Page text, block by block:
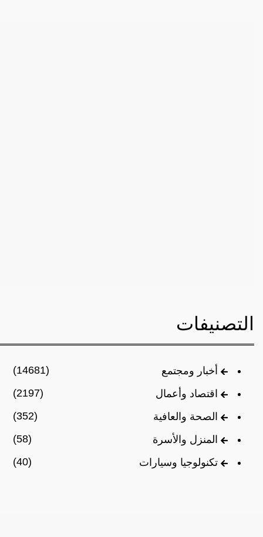
التصنيفات
أخبار ومجتمع
(14681)
اقتصاد وأعمال
(2197)
الصحة والعافية
(352)
المنزل والأسرة
(58)
تكنولوجيا وسيارات
(40)